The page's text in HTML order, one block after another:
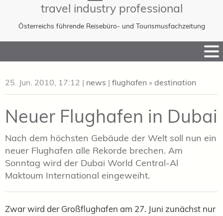
travel industry professional
Österreichs führende Reisebüro- und Tourismusfachzeitung
to
25. Jun. 2010, 17:12 | news | flughafen » destination
Neuer Flughafen in Dubai
Nach dem höchsten Gebäude der Welt soll nun ein
neuer Flughafen alle Rekorde brechen. Am
Sonntag wird der Dubai World Central-Al
Maktoum International eingeweiht.
Zwar wird der Großflughafen am 27. Juni zunächst nur